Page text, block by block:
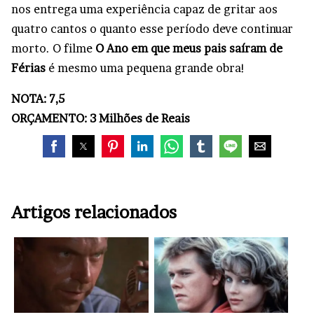
nos entrega uma experiência capaz de gritar aos
quatro cantos o quanto esse período deve continuar
morto. O filme O Ano em que meus pais saíram de
Férias é mesmo uma pequena grande obra!
NOTA: 7,5
ORÇAMENTO: 3 Milhões de Reais
Artigos relacionados